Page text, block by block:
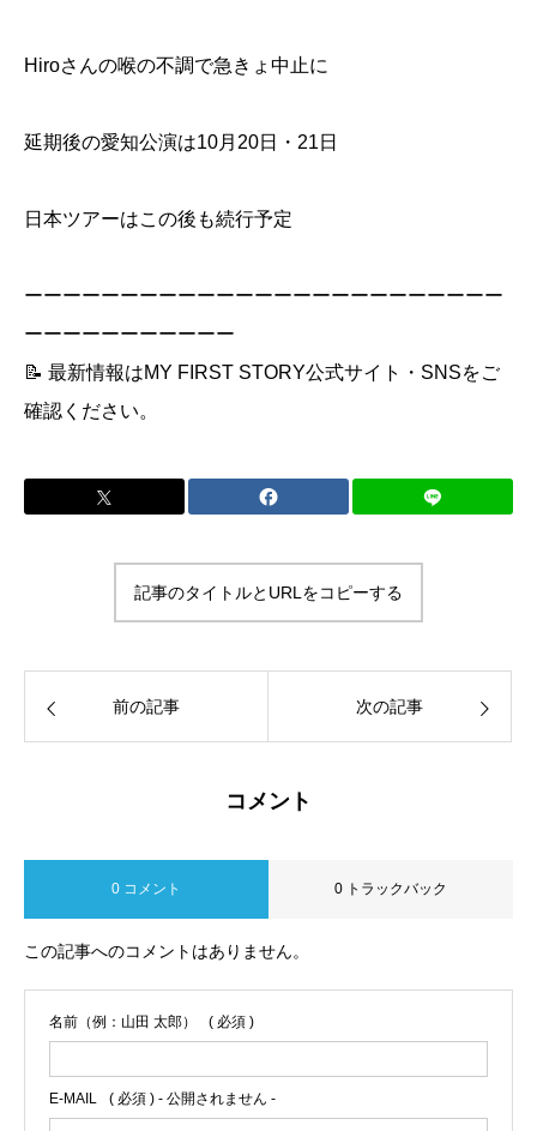
Hiroさんの喉の不調で急きょ中止に
延期後の愛知公演は10月20日・21日
日本ツアーはこの後も続行予定
ーーーーーーーーーーーーーーーーーーーーーーーーー
ーーーーーーーーーーー
📝 最新情報はMY FIRST STORY公式サイト・SNSをご
確認ください。
記事のタイトルとURLをコピーする
前の記事 次の記事
コメント
0 コメント 0 トラックバック
この記事へのコメントはありません。
名前（例：山田 太郎） ( 必須 )
E-MAIL ( 必須 ) - 公開されません -